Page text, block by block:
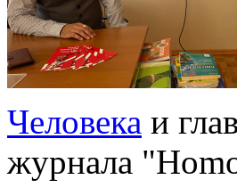
Человека и
журнала